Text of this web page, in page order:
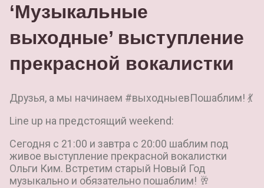
‘Музыкальные
выходные’ выступление
прекрасной вокалистки
Друзья, а мы начинаем #выходныевПошаблим! 💃
Line up на предстоящий weekend:
Сегодня с 21:00 и завтра с 20:00 шаблим под
живое выступление прекрасной вокалистки
Ольги Ким. Встретим старый Новый Год
музыкально и обязательно пошаблим! 🥂